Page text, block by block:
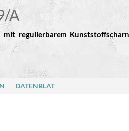
A
mit regulierbarem
DATENBLAT